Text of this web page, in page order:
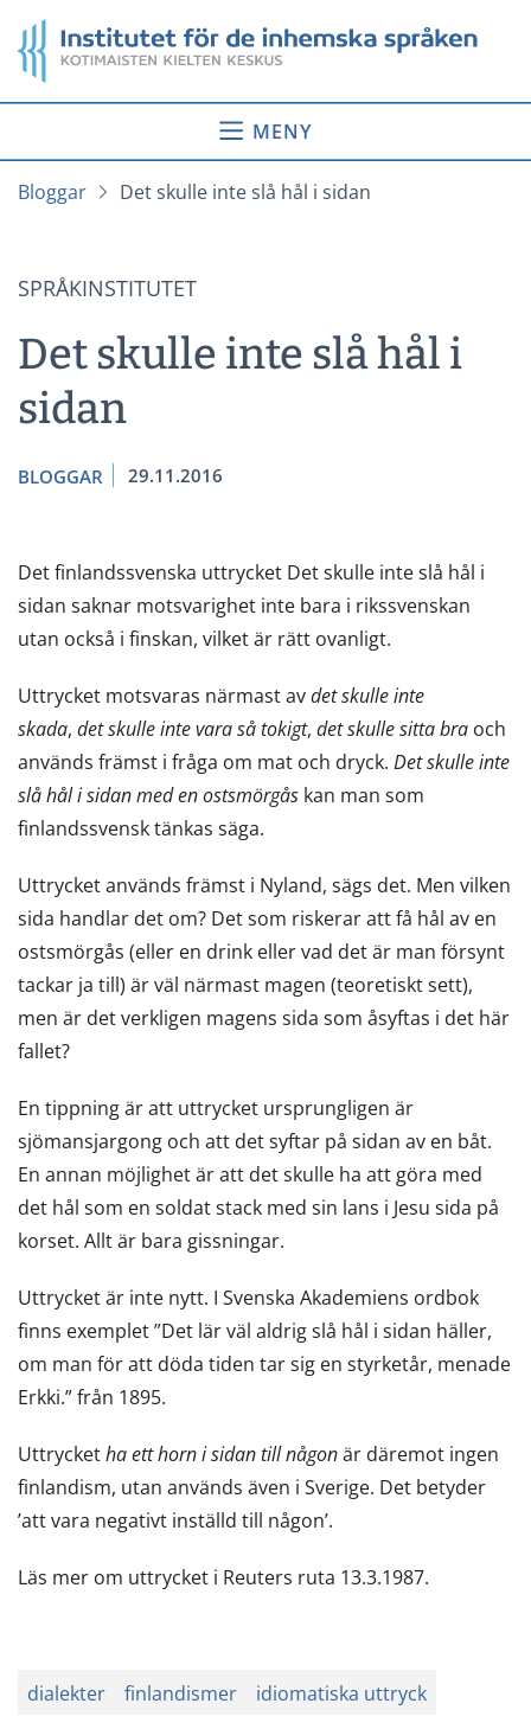
till
innehåll
Startsida
MENY
Bloggar Det skulle inte slå hål i sidan
SPRÅKINSTITUTET
Det skulle inte slå hål i
sidan
BLOGGAR 29.11.2016
Det finlandssvenska uttrycket Det skulle inte slå hål i
sidan saknar motsvarighet inte bara i rikssvenskan
utan också i finskan, vilket är rätt ovanligt.
Uttrycket motsvaras närmast avdet skulle inte
skada, det skulle inte vara så tokigt, det skulle sitta bra och
används främst i fråga om mat och dryck. Det skulle inte
slå hål i sidan med en ostsmörgås kan man som
finlandssvensk tänkas säga.
Uttrycket används främst i Nyland, sägs det. Men vilken
sida handlar det om? Det som riskerar att få hål av en
ostsmörgås (eller en drink eller vad det är man försynt
tackar ja till) är väl närmast magen (teoretiskt sett),
men är det verkligen magens sida som åsyftas i det här
fallet?
En tippning är att uttrycket ursprungligen är
sjömansjargong och att det syftar på sidan av en båt.
En annan möjlighet är att det skulle ha att göra med
det hål som en soldat stack med sin lans i Jesu sida på
korset. Allt är bara gissningar.
Uttrycket är inte nytt. I Svenska Akademiens ordbok
finns exemplet ”Det lär väl aldrig slå hål i sidan häller,
om man för att döda tiden tar sig en styrketår, menade
Erkki.” från 1895.
Uttrycketha ett horn i sidan till någonär däremot ingen
finlandism, utan används även i Sverige. Det betyder
’att vara negativt inställd till någon’.
Läs mer om uttrycket i Reuters ruta 13.3.1987.
dialekter finlandismer idiomatiska uttryck